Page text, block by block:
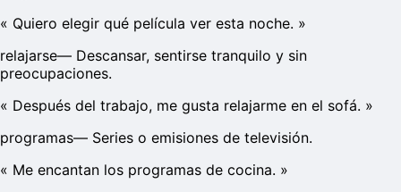
« Quiero elegir qué película ver esta noche. »
relajarse— Descansar, sentirse tranquilo y sin
preocupaciones.
« Después del trabajo, me gusta relajarme en el sofá. »
programas— Series o emisiones de televisión.
« Me encantan los programas de cocina. »